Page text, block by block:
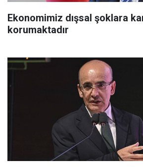
Ekonomimiz dışsal şoklara
korumaktadır